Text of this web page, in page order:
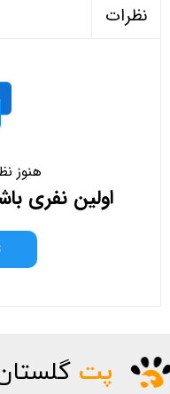
نظرات
هنوز
اولین نفری
پت